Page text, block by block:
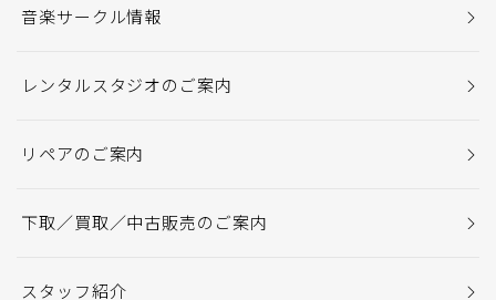
音楽サークル情報
レンタルスタジオのご案内
リペアのご案内
下取／買取／中古販売のご案内
スタッフ紹介